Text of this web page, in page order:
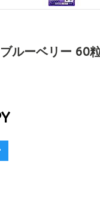
ルーベリー 60